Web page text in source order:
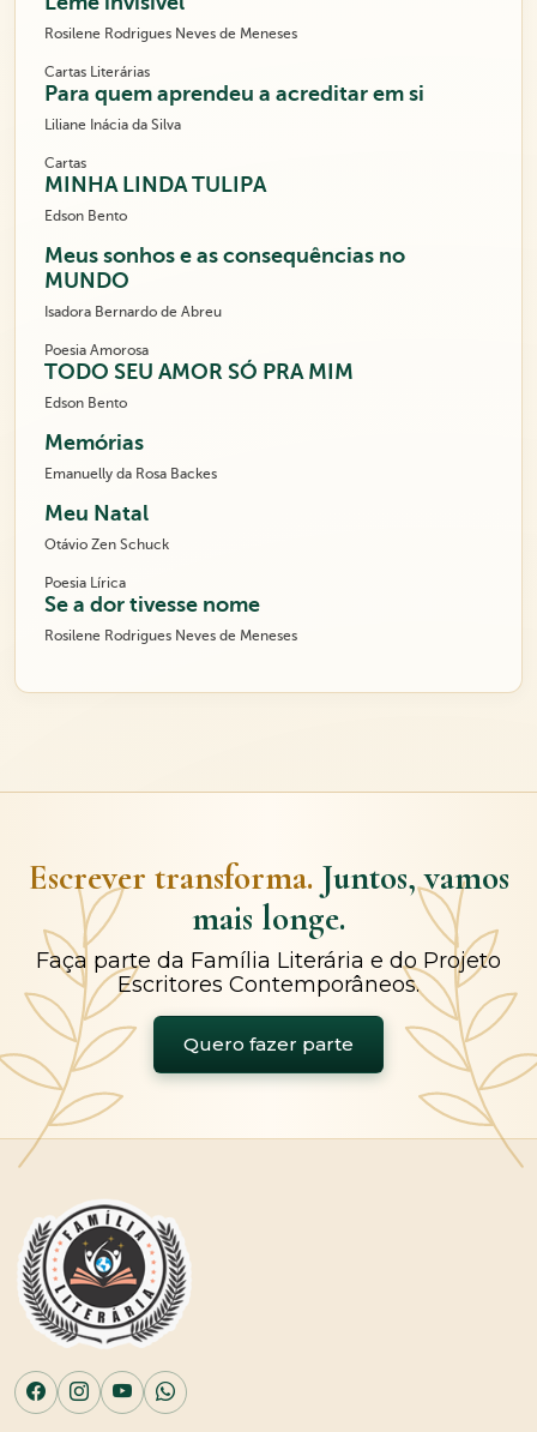
Rosilene Rodrigues Neves de Meneses
Cartas Literárias
Para quem aprendeu a acreditar em si
Liliane Inácia da Silva
Cartas
MINHA LINDA TULIPA
Edson Bento
Meus sonhos e as consequências no
MUNDO
Isadora Bernardo de Abreu
Poesia Amorosa
TODO SEU AMOR SÓ PRA MIM
Edson Bento
Memórias
Emanuelly da Rosa Backes
Meu Natal
Otávio Zen Schuck
Poesia Lírica
Se a dor tivesse nome
Rosilene Rodrigues Neves de Meneses
Escrever transforma. Juntos, vamos
mais longe.
Faça parte da Família Literária e do Projeto
Escritores Contemporâneos.
Quero fazer parte